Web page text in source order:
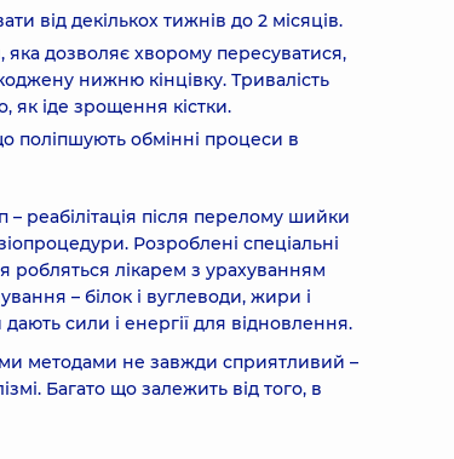
від декількох тижнів до 2 місяців.
яка дозволяє хворому пересуватися,
нижню кінцівку. Тривалість
як іде зрощення кістки.
поліпшують обмінні процеси в
реабілітація після перелому шийки
Розроблені спеціальні
лікарем з урахуванням
– білок і вуглеводи, жири і
сили і енергії для відновлення.
методами не завжди сприятливий –
Багато що залежить від того, в